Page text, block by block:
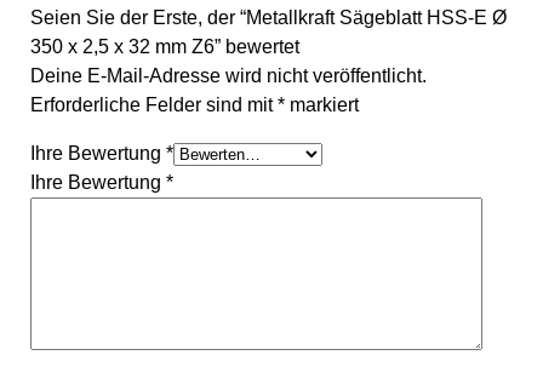
Seien Sie der Erste, der “Metallkraft Sägeblatt HSS-E Ø
350 x 2,5 x 32 mm Z6” bewertet
Deine E-Mail-Adresse wird nicht veröffentlicht.
Erforderliche Felder sind mit* markiert
Ihre Bewertung *
Ihre Bewertung *